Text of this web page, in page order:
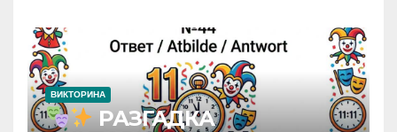
ВИКТОРИНА
РАЗГАДКА